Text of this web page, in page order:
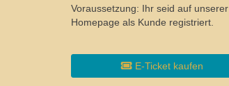
Voraussetzung: Ihr seid auf unserer
Homepage als Kunde registriert.
E-Ticket kaufen